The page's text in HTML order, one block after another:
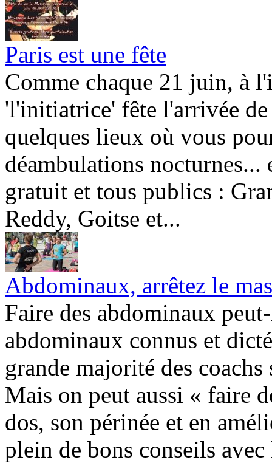
Paris est une fête
Comme chaque 21 juin, à
'l'initiatrice' fête l'arrivée
quelques lieux où vous
déambulations
gratuit et tous publics :
Reddy, Goitse et...
Abdominaux, arrêtez le
Faire des abdominaux
abdominaux connus et
grande majorité des
Mais on peut aussi « faire
dos, son périnée et en
plein de bons conseils avec